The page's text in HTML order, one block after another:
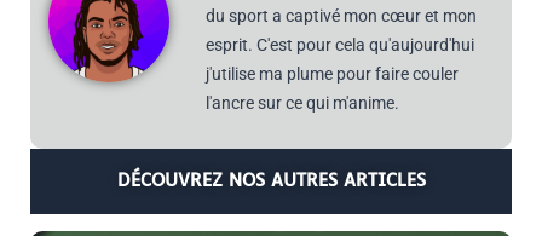
du sport a captivé mon cœur et mon
esprit. C'est pour cela qu'aujourd'hui
j'utilise ma plume pour faire couler
l'ancre sur ce qui m'anime.
DÉCOUVREZ NOS AUTRES ARTICLES